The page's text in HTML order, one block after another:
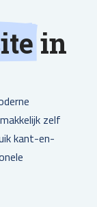
in
zelf
kant-en-